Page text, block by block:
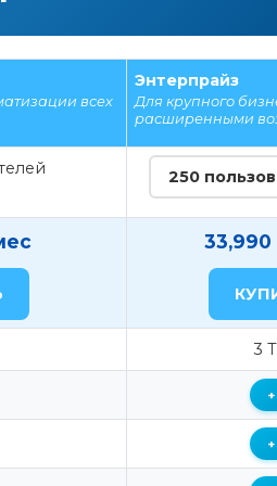
всех
Энтерпрайз
Для крупного
расширенными
3
+
+